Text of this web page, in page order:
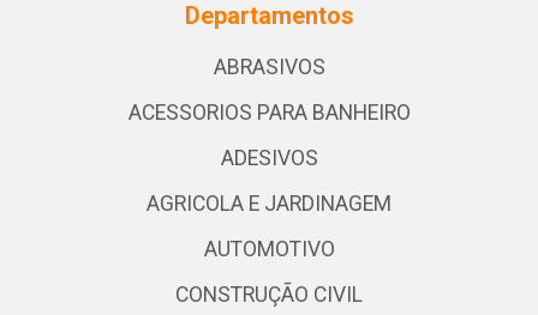
Departamentos
ABRASIVOS
ACESSORIOS PARA BANHEIRO
ADESIVOS
AGRICOLA E JARDINAGEM
AUTOMOTIVO
CONSTRUÇÃO CIVIL